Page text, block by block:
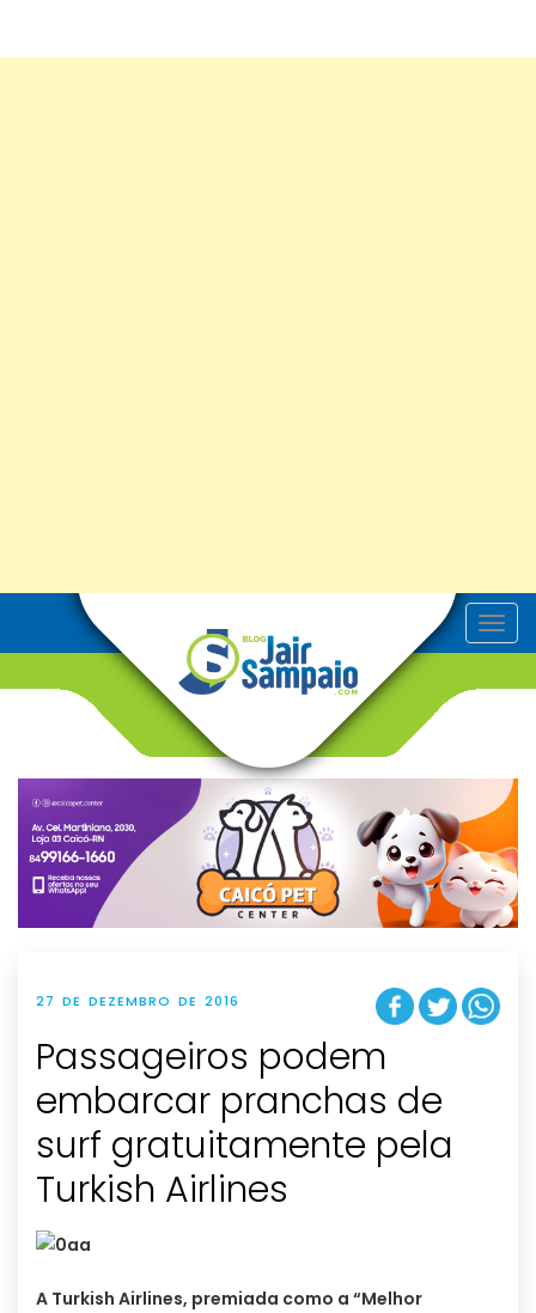
T
o
v
g
t
i
o
n
27 DE DEZEMBRO DE 2016
Passageiros podem
embarcar pranchas de
surf gratuitamente pela
Turkish Airlines
A Turkish Airlines, premiada como a “Melhor